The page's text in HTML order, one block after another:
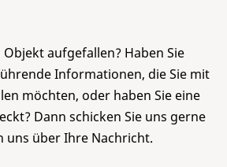
aufgefallen? Haben Sie
Informationen, die Sie mit
möchten, oder haben Sie eine
Dann schicken Sie uns gerne
uns über Ihre Nachricht.